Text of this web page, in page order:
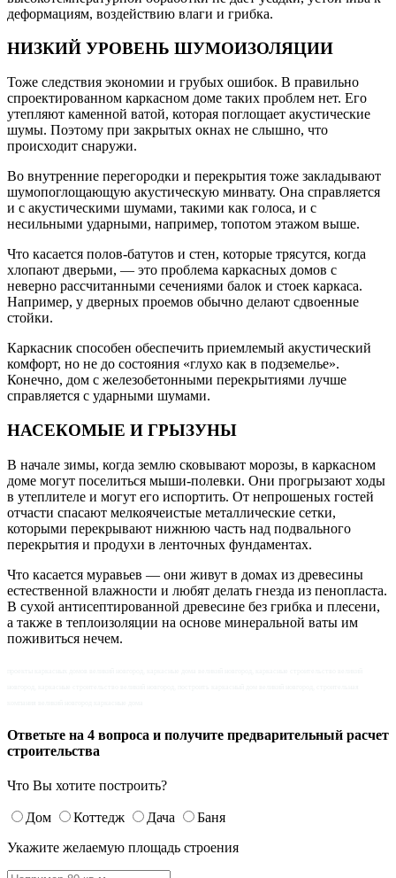
деформациям, воздействию влаги и грибка.
НИЗКИЙ УРОВЕНЬ ШУМОИЗОЛЯЦИИ
Тоже следствия экономии и грубых ошибок. В правильно
спроектированном каркасном доме таких проблем нет. Его
утепляют каменной ватой, которая поглощает акустические
шумы. Поэтому при закрытых окнах не слышно, что
происходит снаружи.
Во внутренние перегородки и перекрытия тоже закладывают
шумопоглощающую акустическую минвату. Она справляется
и с акустическими шумами, такими как голоса, и с
несильными ударными, например, топотом этажом выше.
Что касается полов-батутов и стен, которые трясутся, когда
хлопают дверьми, — это проблема каркасных домов с
неверно рассчитанными сечениями балок и стоек каркаса.
Например, у дверных проемов обычно делают сдвоенные
стойки.
Каркасник способен обеспечить приемлемый акустический
комфорт, но не до состояния «глухо как в подземелье».
Конечно, дом с железобетонными перекрытиями лучше
справляется с ударными шумами.
НАСЕКОМЫЕ И ГРЫЗУНЫ
В начале зимы, когда землю сковывают морозы, в каркасном
доме могут поселиться мыши-полевки. Они прогрызают ходы
в утеплителе и могут его испортить. От непрошеных гостей
отчасти спасают мелкоячеистые металлические сетки,
которыми перекрывают нижнюю часть над подвального
перекрытия и продухи в ленточных фундаментах.
Что касается муравьев — они живут в домах из древесины
естественной влажности и любят делать гнезда из пенопласта.
В сухой антисептированной древесине без грибка и плесени,
а также в теплоизоляции на основе минеральной ваты им
поживиться нечем.
Ответьте на 4 вопроса и получите предварительный расчет
строительства
Что Вы хотите построить?
Дом Коттедж Дача
Баня
Укажите желаемую площадь строения